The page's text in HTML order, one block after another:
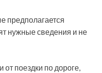
предполагается
нужные сведения и не
поездки по дороге,